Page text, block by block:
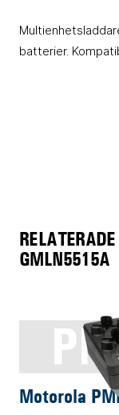
batterier.
GMLN5515A
Motorola